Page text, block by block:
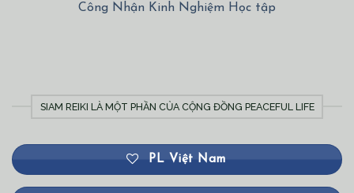
Công Nhận Kinh Nghiệm Học tập
SIAM REIKI LÀ MỘT PHẦN CỦA CỘNG ĐỒNG PEACEFUL LIFE
PL Việt Nam